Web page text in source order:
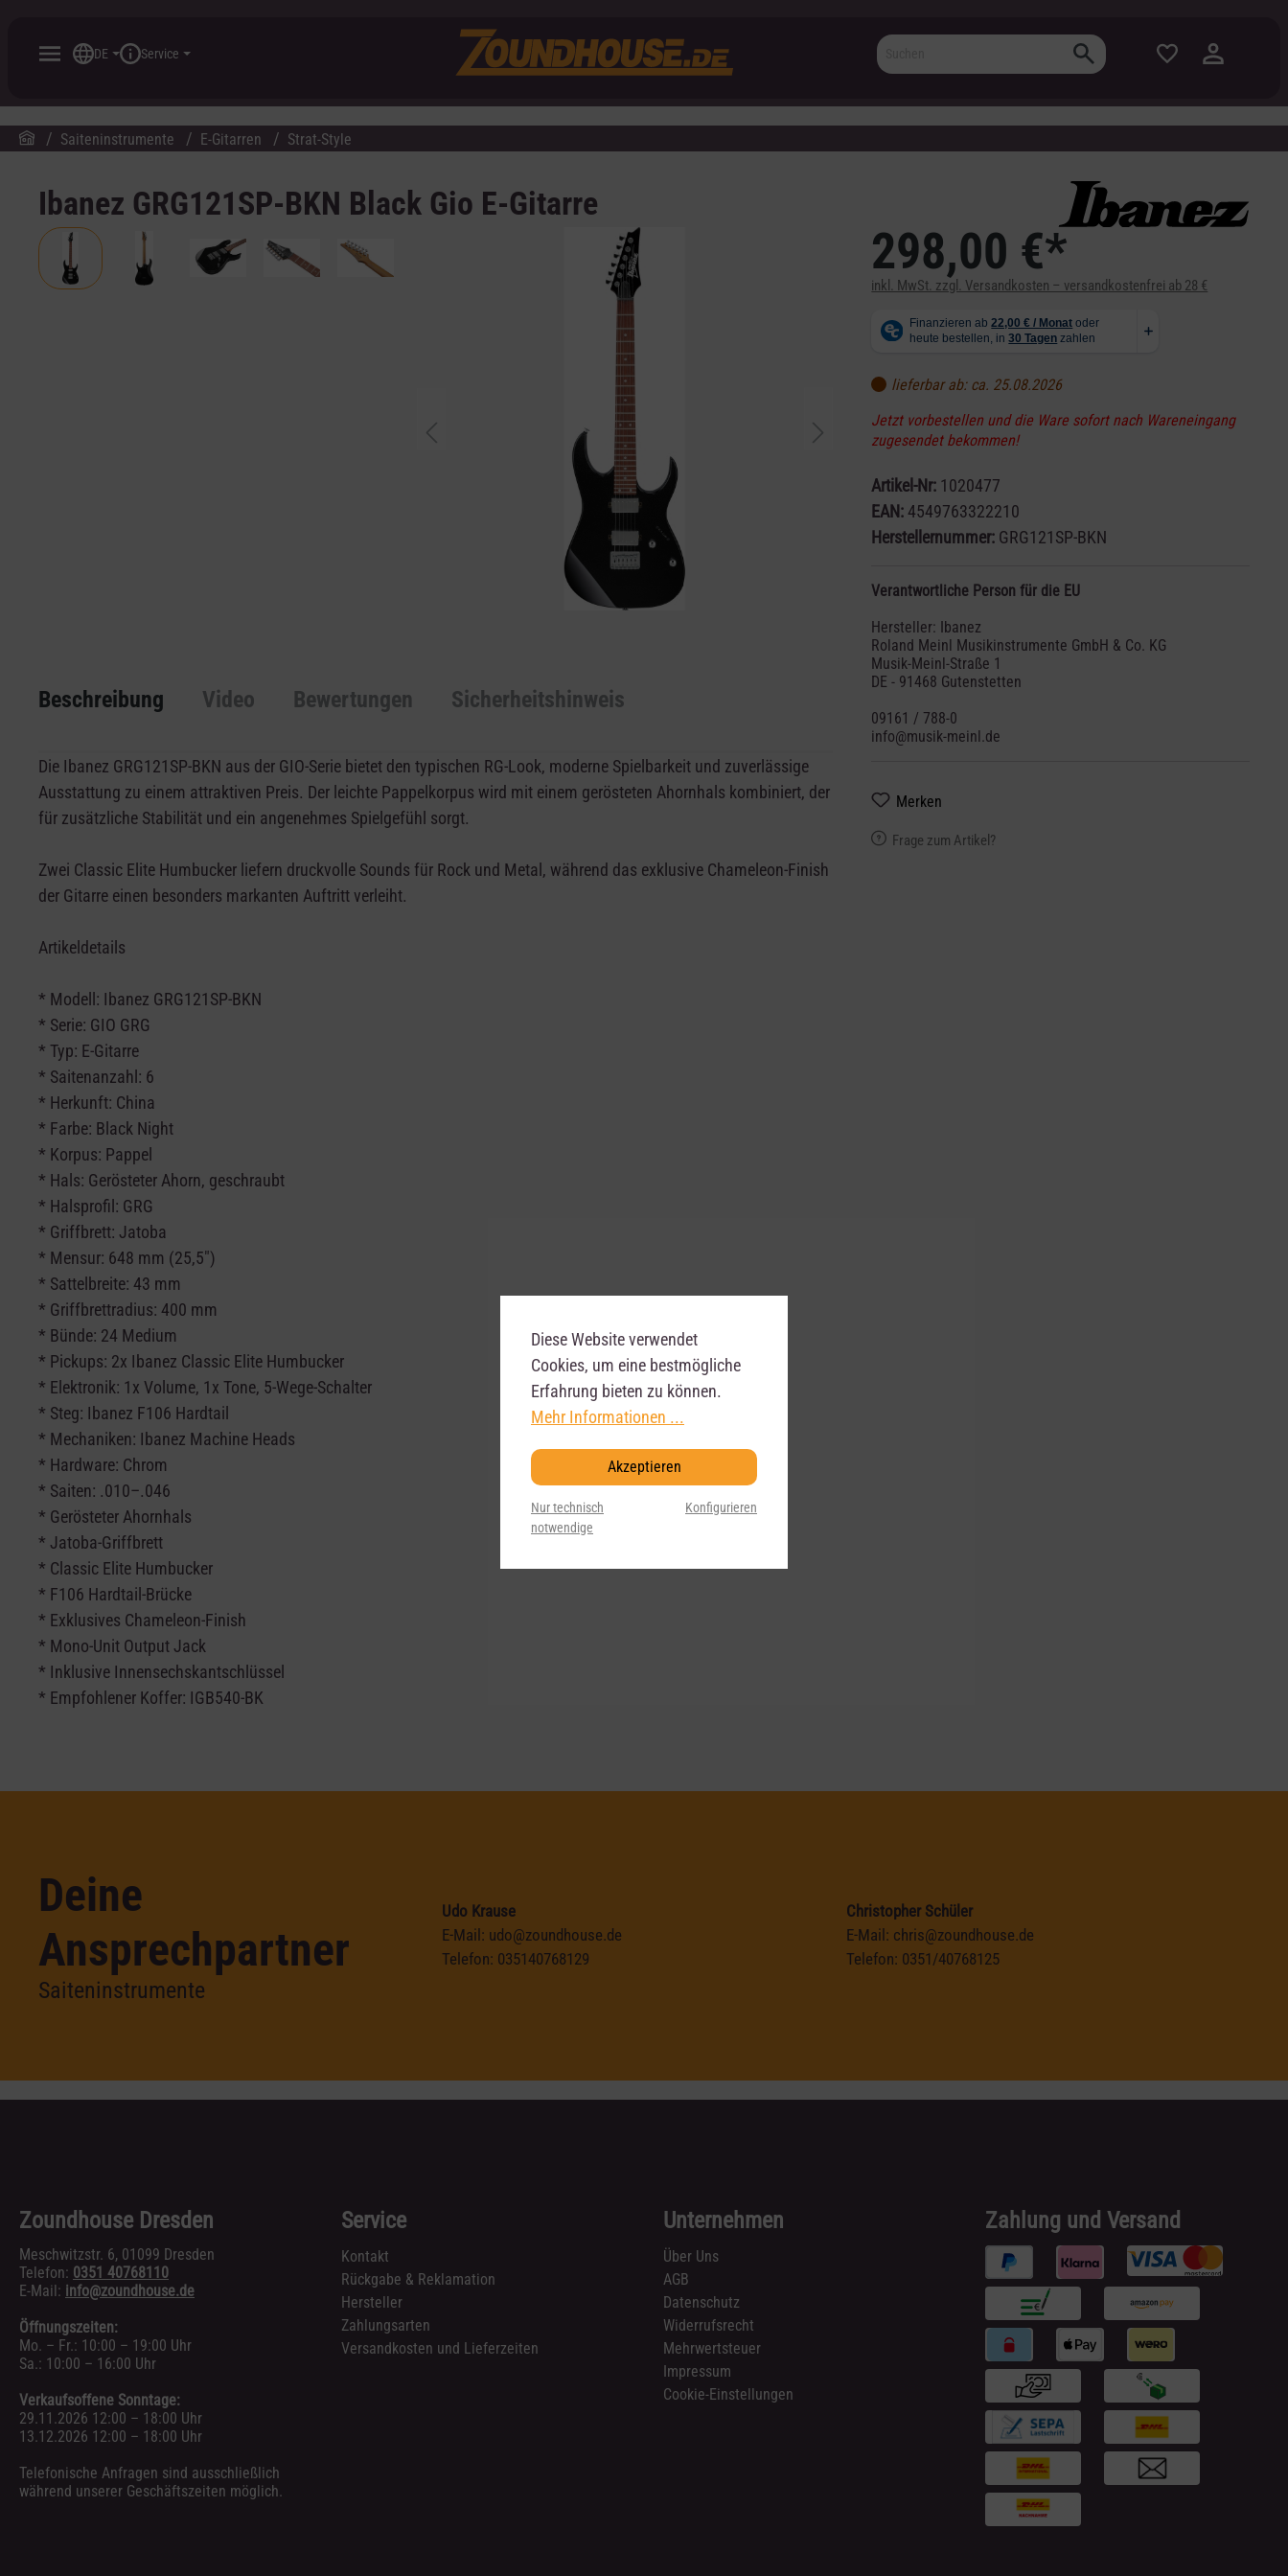
DE Service
Saiteninstrumente E-Gitarren Strat-Style
Ibanez GRG121SP-BKN Black Gio E-Gitarre
Beschreibung Video Bewertungen Sicherheitshinweis
Die Ibanez GRG121SP-BKN aus der GIO-Serie bietet den typischen RG-Look, moderne Spielbarkeit und zuverlässige
Ausstattung zu einem attraktiven Preis. Der leichte Pappelkorpus wird mit einem gerösteten Ahornhals kombiniert, der
für zusätzliche Stabilität und ein angenehmes Spielgefühl sorgt.
Zwei Classic Elite Humbucker liefern druckvolle Sounds für Rock und Metal, während das exklusive Chameleon-Finish
der Gitarre einen besonders markanten Auftritt verleiht.
Artikeldetails
* Modell: Ibanez GRG121SP-BKN
* Serie: GIO GRG
* Typ: E-Gitarre
* Saitenanzahl: 6
* Herkunft: China
* Farbe: Black Night
* Korpus: Pappel
* Hals: Gerösteter Ahorn, geschraubt
* Halsprofil: GRG
* Griffbrett: Jatoba
* Mensur: 648 mm (25,5")
* Sattelbreite: 43 mm
* Griffbrettradius: 400 mm
* Bünde: 24 Medium
* Pickups: 2x Ibanez Classic Elite Humbucker
* Elektronik: 1x Volume, 1x Tone, 5-Wege-Schalter
* Steg: Ibanez F106 Hardtail
* Mechaniken: Ibanez Machine Heads
* Hardware: Chrom
* Saiten: .010–.046
* Gerösteter Ahornhals
* Jatoba-Griffbrett
* Classic Elite Humbucker
* F106 Hardtail-Brücke
* Exklusives Chameleon-Finish
* Mono-Unit Output Jack
* Inklusive Innensechskantschlüssel
* Empfohlener Koffer: IGB540-BK
298,00 €*
inkl. MwSt. zzgl. Versandkosten – versandkostenfrei ab 28 €
lieferbar ab: ca. 25.08.2026
Jetzt vorbestellen und die Ware sofort nach Wareneingang
zugesendet bekommen!
Artikel-Nr: 1020477
EAN:4549763322210
Herstellernummer: GRG121SP-BKN
Verantwortliche Person für die EU
Hersteller: Ibanez
Roland Meinl Musikinstrumente GmbH & Co. KG
Musik-Meinl-Straße 1
DE - 91468 Gutenstetten
09161 / 788-0
info@musik-meinl.de
Merken
Frage zum Artikel?
Deine
Ansprechpartner
Saiteninstrumente
Udo Krause
E-Mail: udo@zoundhouse.de
Telefon: 035140768129
Christopher Schüler
E-Mail: chris@zoundhouse.de
Telefon: 0351/40768125
Zoundhouse Dresden
Meschwitzstr. 6, 01099 Dresden
Telefon: 0351 40768110
E-Mail: info@zoundhouse.de
Öffnungszeiten:
Mo. – Fr.: 10:00 – 19:00 Uhr
Sa.: 10:00 – 16:00 Uhr
Verkaufsoffene Sonntage:
29.11.2026 12:00 – 18:00 Uhr
13.12.2026 12:00 – 18:00 Uhr
Telefonische Anfragen sind ausschließlich
während unserer Geschäftszeiten möglich.
Service
Kontakt
Rückgabe & Reklamation
Hersteller
Zahlungsarten
Versandkosten und Lieferzeiten
Unternehmen
Über Uns
AGB
Datenschutz
Widerrufsrecht
Mehrwertsteuer
Impressum
Cookie-Einstellungen
Zahlung und Versand
Diese Website verwendet
Cookies, um eine bestmögliche
Erfahrung bieten zu können.
Mehr Informationen ...
Akzeptieren
Nur technisch
notwendige
Konfigurieren